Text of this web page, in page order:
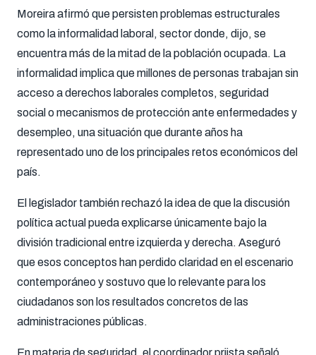
Moreira afirmó que persisten problemas estructurales
como la informalidad laboral, sector donde, dijo, se
encuentra más de la mitad de la población ocupada. La
informalidad implica que millones de personas trabajan sin
acceso a derechos laborales completos, seguridad
social o mecanismos de protección ante enfermedades y
desempleo, una situación que durante años ha
representado uno de los principales retos económicos del
país.
El legislador también rechazó la idea de que la discusión
política actual pueda explicarse únicamente bajo la
división tradicional entre izquierda y derecha. Aseguró
que esos conceptos han perdido claridad en el escenario
contemporáneo y sostuvo que lo relevante para los
ciudadanos son los resultados concretos de las
administraciones públicas.